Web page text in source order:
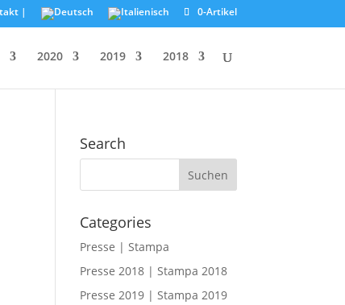
| 0-Artikel
2020 2019 2018
Search
Categories
Presse | Stampa
Presse 2018 | Stampa 2018
Presse 2019 | Stampa 2019